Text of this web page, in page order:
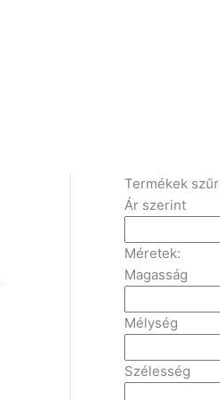
Termékek
Ár szerint
Méretek:
Magasság
Mélység
Szélesség